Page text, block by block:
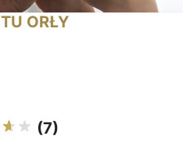
ORŁY
(7)